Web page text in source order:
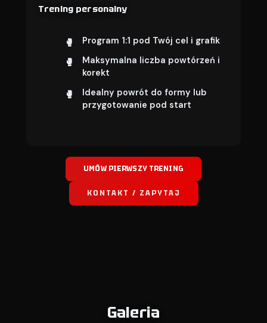
Trening personalny
Program 1:1 pod Twój cel i grafik
Maksymalna liczba powtórzeń i
korekt
Idealny powrót do formy lub
przygotowanie pod start
UMÓW PIERWSZY TRENING
KONTAKT / ZAPYTAJ
Galeria